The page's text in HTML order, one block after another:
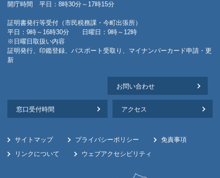
開庁時間 平日：8時30分～17時15分
証明書発行等受付（市民税務課・今町出張所）
平日：9時～16時30分 日曜日：9時～12時
※日曜日取扱い内容
証明発行、印鑑登録、パスポート受取り、マイナンバーカード申請・更
新
お問い合わせ
窓口受付時間 アクセス
サイトマップ プライバシーポリシー
免責事項
リンクについて
ウェブアクセシビリティ